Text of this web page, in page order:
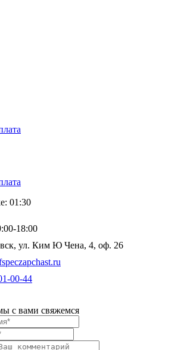
01:30
18:00
ул. Ким Ю Чена, 4, оф. 26
00-44
с вами свяжемся